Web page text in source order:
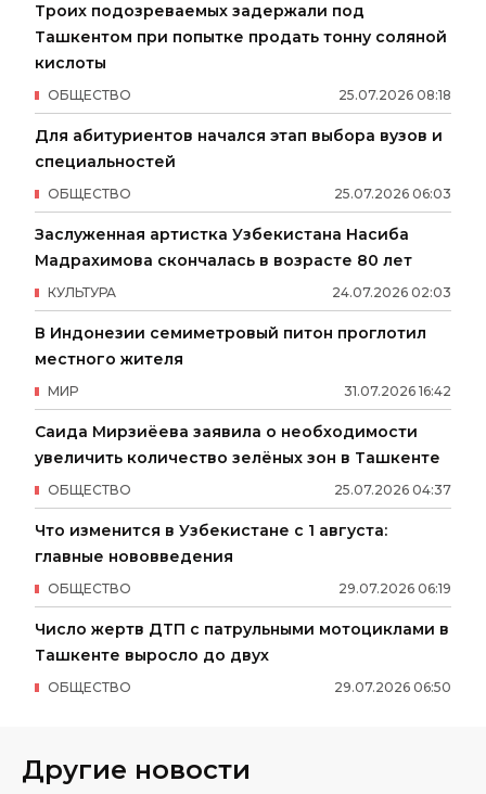
Троих подозреваемых задержали под
Ташкентом при попытке продать тонну соляной
кислоты
25.07.2026 08:18
ОБЩЕСТВО
Для абитуриентов начался этап выбора вузов и
специальностей
25.07.2026 06:03
ОБЩЕСТВО
Заслуженная артистка Узбекистана Насиба
Мадрахимова скончалась в возрасте 80 лет
24.07.2026 02:03
КУЛЬТУРА
В Индонезии семиметровый питон проглотил
местного жителя
31.07.2026 16:42
МИР
Саида Мирзиёева заявила о необходимости
увеличить количество зелёных зон в Ташкенте
25.07.2026 04:37
ОБЩЕСТВО
Что изменится в Узбекистане с 1 августа:
главные нововведения
29.07.2026 06:19
ОБЩЕСТВО
Число жертв ДТП с патрульными мотоциклами в
Ташкенте выросло до двух
29.07.2026 06:50
ОБЩЕСТВО
Другие новости